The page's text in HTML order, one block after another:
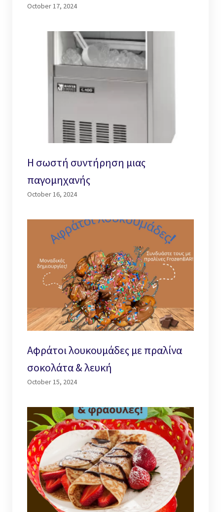
October 17, 2024
Η σωστή συντήρηση μιας
παγομηχανής
October 16, 2024
Αφράτοι λουκουμάδες με πραλίνα
σοκολάτα & λευκή
October 15, 2024